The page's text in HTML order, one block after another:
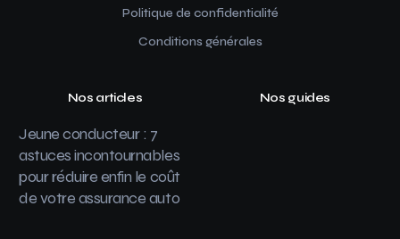
Politique de confidentialité
Conditions générales
Nos articles
Jeune conducteur : 7
astuces incontournables
pour réduire enfin le coût
de votre assurance auto
Nos guides